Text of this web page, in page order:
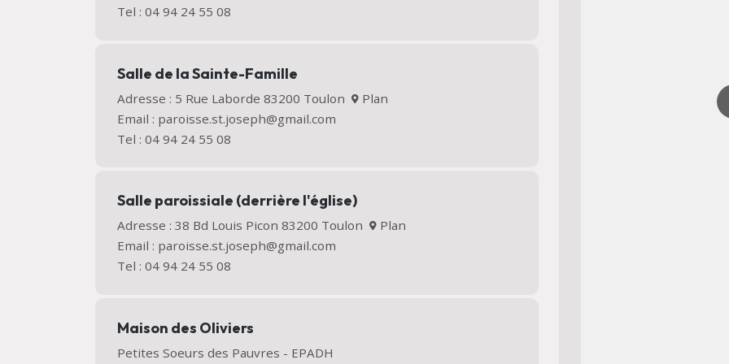
Tel : 04 94 24 55 08
Salle de la Sainte-Famille
Adresse : 5 Rue Laborde 83200 Toulon
Plan
Email : paroisse.st.joseph@gmail.com
Tel : 04 94 24 55 08
Salle paroissiale (derrière l'église)
Adresse : 38 Bd Louis Picon 83200 Toulon
Plan
Email : paroisse.st.joseph@gmail.com
Tel : 04 94 24 55 08
Maison des Oliviers
Petites Soeurs des Pauvres - EPADH